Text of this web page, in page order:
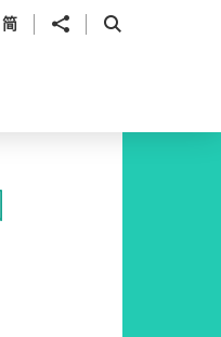
简 分享到 開啟搜尋框